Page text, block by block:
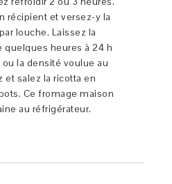
récipient et versez-y la
louche. Laissez la
quelques heures à 24 h
la densité voulue au
salez la ricotta en
Ce fromage maison
au réfrigérateur.